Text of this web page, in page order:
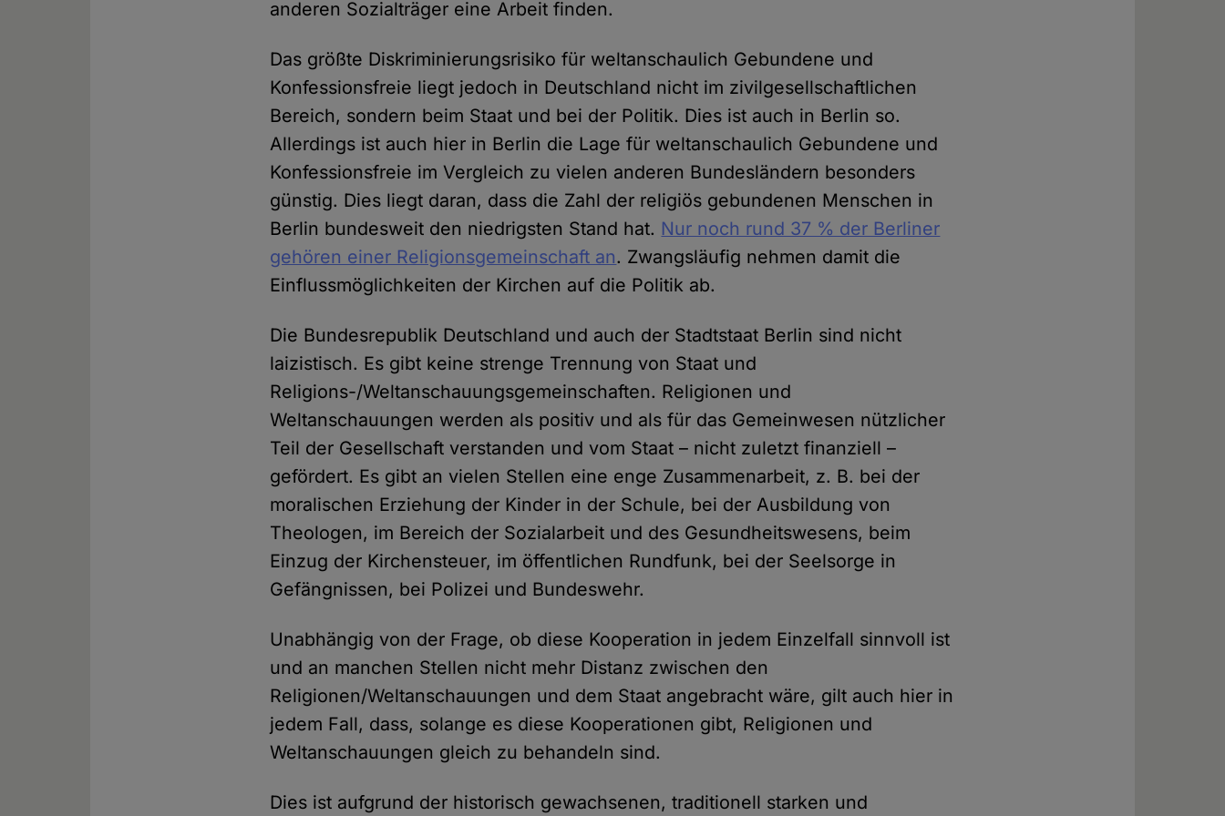
anderen Sozialträger eine Arbeit finden.
Das größte Diskriminierungsrisiko für weltanschaulich Gebundene und
Konfessionsfreie liegt jedoch in Deutschland nicht im zivilgesellschaftlichen
Bereich, sondern beim Staat und bei der Politik. Dies ist auch in Berlin so.
Allerdings ist auch hier in Berlin die Lage für weltanschaulich Gebundene und
Konfessionsfreie im Vergleich zu vielen anderen Bundesländern besonders
günstig. Dies liegt daran, dass die Zahl der religiös gebundenen Menschen in
Berlin bundesweit den niedrigsten Stand hat. Nur noch rund 37 % der Berliner
gehören einer Religionsgemeinschaft an. Zwangsläufig nehmen damit die
Einflussmöglichkeiten der Kirchen auf die Politik ab.
Die Bundesrepublik Deutschland und auch der Stadtstaat Berlin sind nicht
laizistisch. Es gibt keine strenge Trennung von Staat und
Religions-/Weltanschauungsgemeinschaften. Religionen und
Weltanschauungen werden als positiv und als für das Gemeinwesen nützlicher
Teil der Gesellschaft verstanden und vom Staat – nicht zuletzt finanziell –
gefördert. Es gibt an vielen Stellen eine enge Zusammenarbeit, z. B. bei der
moralischen Erziehung der Kinder in der Schule, bei der Ausbildung von
Theologen, im Bereich der Sozialarbeit und des Gesundheitswesens, beim
Einzug der Kirchensteuer, im öffentlichen Rundfunk, bei der Seelsorge in
Gefängnissen, bei Polizei und Bundeswehr.
Unabhängig von der Frage, ob diese Kooperation in jedem Einzelfall sinnvoll ist
und an manchen Stellen nicht mehr Distanz zwischen den
Religionen/Weltanschauungen und dem Staat angebracht wäre, gilt auch hier in
jedem Fall, dass, solange es diese Kooperationen gibt, Religionen und
Weltanschauungen gleich zu behandeln sind.
Dies ist aufgrund der historisch gewachsenen, traditionell starken und